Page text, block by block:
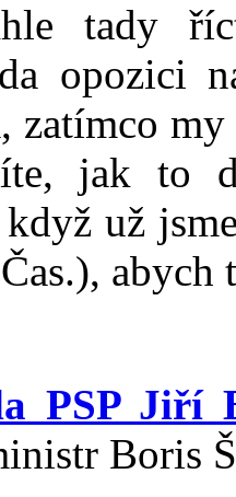
tady
opozici
zatímco my
jak to
už
abych
PSP Jiří
Boris